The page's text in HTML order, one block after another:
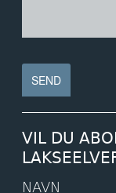
VIL DU
NAVN